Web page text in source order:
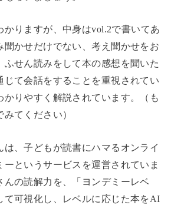
かりますが、中身はvol.2で書いてあ
聞かせだけでない、考え聞かせをお
ふせん読みをして本の感想を聞いた
じて会話をすることを重視されてい
かりやすく解説されています。（も
てください）
は、子どもが読書にハマるオンライ
ーというサービスを運営されていま
んの読解力を、「ヨンデミーレベ
て可視化し、レベルに応じた本をAI